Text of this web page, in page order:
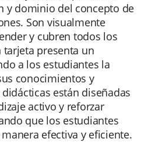
y dominio del concepto de
Son visualmente
y cubren todos los
tarjeta presenta un
a los estudiantes la
conocimientos y
están diseñadas
activo y reforzar
que los estudiantes
efectiva y eficiente.